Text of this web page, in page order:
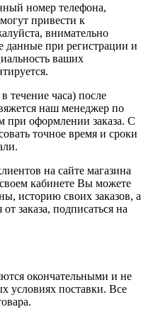
номер телефона,
привести к
внимательно
данные при регистрации и
ваших
течение часа) после
наш менеджер по
при оформлении заказа. С
точное время и сроки
на сайте магазина
кабинете Вы можете
историю своих заказов, а
заказа, подписаться на
окончательными и не
условиях поставки. Все